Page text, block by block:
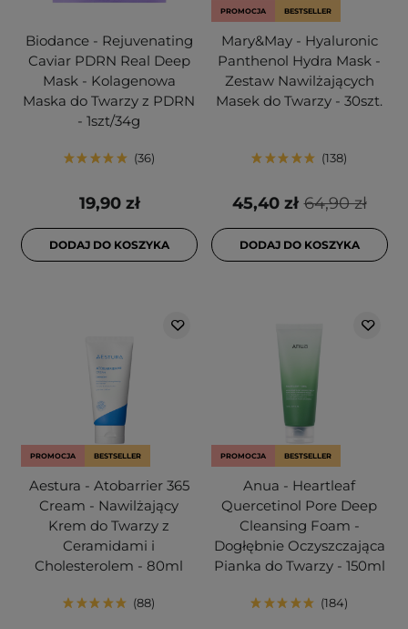
Biodance - Rejuvenating
Caviar PDRN Real Deep
Mask - Kolagenowa
Maska do Twarzy z PDRN
- 1szt/34g
36
19,90 zł
DODAJ DO KOSZYKA
PROMOCJA BESTSELLER
Mary&May - Hyaluronic
Panthenol Hydra Mask -
Zestaw Nawilżających
Masek do Twarzy - 30szt.
138
64,90 zł
45,40 zł
DODAJ DO KOSZYKA
PROMOCJA BESTSELLER
Aestura - Atobarrier 365
Cream - Nawilżający
Krem do Twarzy z
Ceramidami i
Cholesterolem - 80ml
88
PROMOCJA BESTSELLER
Anua - Heartleaf
Quercetinol Pore Deep
Cleansing Foam -
Dogłębnie Oczyszczająca
Pianka do Twarzy - 150ml
184